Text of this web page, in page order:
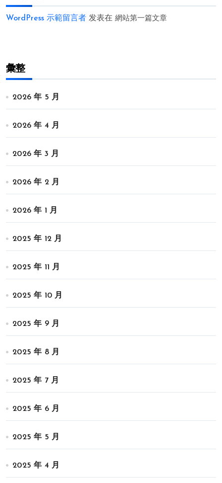
WordPress 示範留言者 发表在 網站第一篇文章
彙整
2026 年 5 月
2026 年 4 月
2026 年 3 月
2026 年 2 月
2026 年 1 月
2025 年 12 月
2025 年 11 月
2025 年 10 月
2025 年 9 月
2025 年 8 月
2025 年 7 月
2025 年 6 月
2025 年 5 月
2025 年 4 月